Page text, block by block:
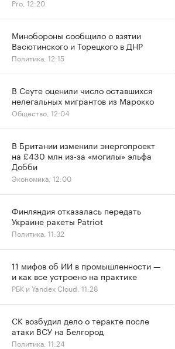
Pro, 12:20
Минобороны сообщило о взятии
Васютинского и Торецкого в ДНР
Политика, 12:15
В Сеуте оценили число оставшихся
нелегальных мигрантов из Марокко
Общество, 12:04
В Британии изменили энергопроект
на £430 млн из-за «могилы» эльфа
Добби
Экономика, 12:00
Финляндия отказалась передать
Украине ракеты Patriot
Политика, 11:32
11 мифов об ИИ в промышленности —
и как все устроено на практике
РБК и Yandex Cloud, 11:28
СК возбудил дело о теракте после
атаки ВСУ на Белгород
Политика, 11:24